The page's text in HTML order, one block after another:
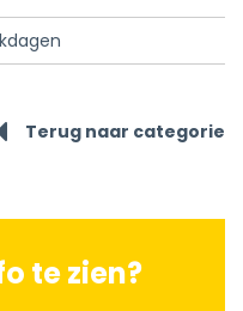
Terug naar categorie
te zien?